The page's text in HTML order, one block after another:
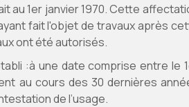
au 1er janvier 1970. Cette
fait l'objet de travaux après
ont été autorisés.
:à une date comprise entre le
au cours des 30 dernières
de l’usage.